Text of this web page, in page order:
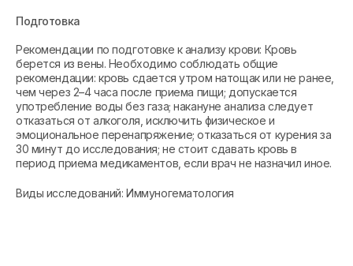
Подготовка
Рекомендации по подготовке к анализу крови: Кровь
берется из вены. Необходимо соблюдать общие
рекомендации: кровь сдается утром натощак или не ранее,
чем через 2–4 часа после приема пищи; допускается
употребление воды без газа; накануне анализа следует
отказаться от алкоголя, исключить физическое и
эмоциональное перенапряжение; отказаться от курения за
30 минут до исследования; не стоит сдавать кровь в
период приема медикаментов, если врач не назначил иное.
Виды исследований: Иммуногематология